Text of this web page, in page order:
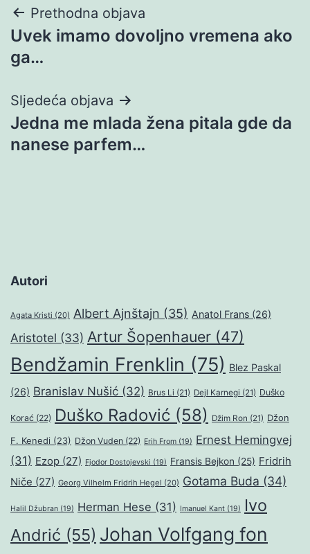
Navigacija
objava
Prethodna objava
Uvek imamo dovoljno vremena ako
ga…
Sljedeća objava
Jedna me mlada žena pitala gde da
nanese parfem…
Autori
Agata Kristi (20) Albert Ajnštajn (35) Anatol Frans (26)
Aristotel (33) Artur Šopenhauer (47)
Bendžamin Frenklin (75) Blez Paskal
(26) Branislav Nušić (32) Brus Li (21) Dejl Karnegi (21) Duško
Korać (22) Duško Radović (58) Džim Ron (21) Džon
F. Kenedi (23) Džon Vuden (22) Erih From (19) Ernest Hemingvej
(31) Ezop (27) Fjodor Dostojevski (19) Fransis Bejkon (25) Fridrih
Niče (27) Georg Vilhelm Fridrih Hegel (20) Gotama Buda (34)
Halil Džubran (19) Herman Hese (31) Imanuel Kant (19)
Ivo
Andrić (55) Johan Volfgang fon